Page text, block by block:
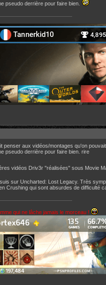
pseudo derrière pour faire bien.
penser aux vidéos/montages qu'on
pseudo derrière pour faire bien. rire
vidéos Driv3r "réalisées" sous Movie
sur Uncharted: Lost Legacy. Très
Crushing qui sont absurdes de difficulté
qui ne lâche jamais le morceau !